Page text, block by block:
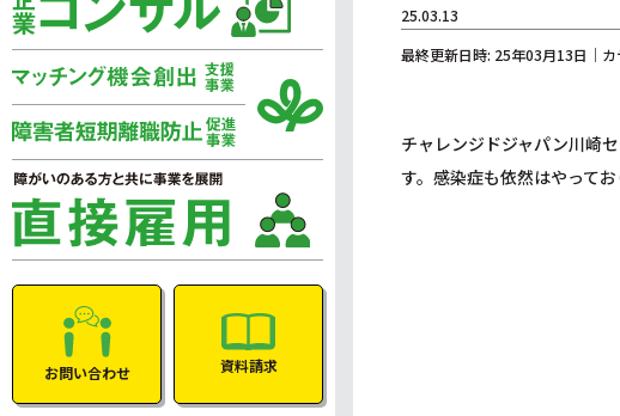
お問い合わせ 資料請求
25.03.13
最終更新日時: 25年03月13日｜
チャレンジドジャパン川崎
す。感染症も依然はやって